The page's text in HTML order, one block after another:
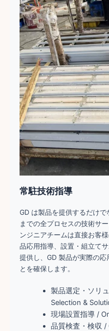
常駐技術指導
GD は製品を提供するだけ
までの全プロセスの技術サ
ンジニアチームは直接お客
品応用指導、設置・組立て
提供し、GD 製品が実際の
とを確保します。
製品選定・ソリ
Selection &
現場設置指導 /
品質検査・検収